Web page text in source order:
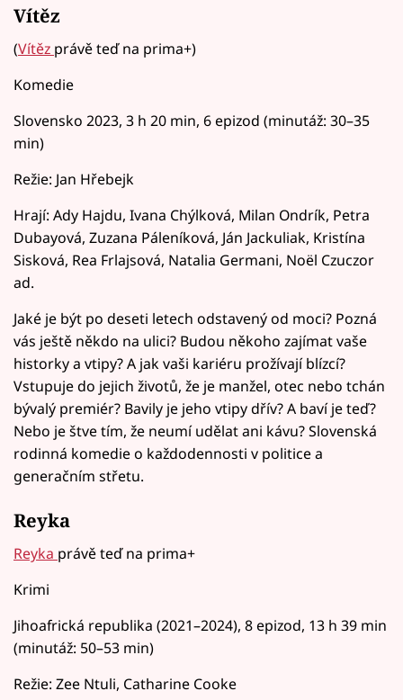
Vítěz
(Vítěz právě teď na prima+)
Komedie
Slovensko 2023, 3 h 20 min, 6 epizod (minutáž: 30–35
min)
Režie: Jan Hřebejk
Hrají: Ady Hajdu, Ivana Chýlková, Milan Ondrík, Petra
Dubayová, Zuzana Páleníková, Ján Jackuliak, Kristína
Sisková, Rea Frlajsová, Natalia Germani, Noël Czuczor
ad.
Jaké je být po deseti letech odstavený od moci? Pozná
vás ještě někdo na ulici? Budou někoho zajímat vaše
historky a vtipy? A jak vaši kariéru prožívají blízcí?
Vstupuje do jejich životů, že je manžel, otec nebo tchán
bývalý premiér? Bavily je jeho vtipy dřív? A baví je teď?
Nebo je štve tím, že neumí udělat ani kávu? Slovenská
rodinná komedie o každodennosti v politice a
generačním střetu.
Reyka
Reyka právě teď na prima+
Krimi
Jihoafrická republika (2021–2024), 8 epizod, 13 h 39 min
(minutáž: 50–53 min)
Režie: Zee Ntuli, Catharine Cooke